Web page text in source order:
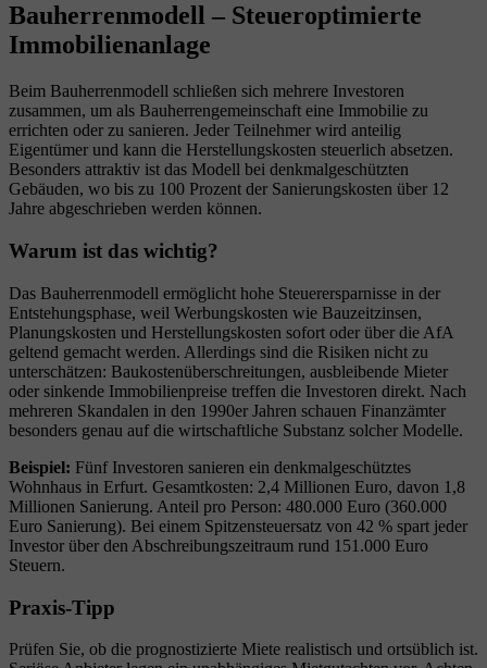
Bauherrenmodell – Steueroptimierte
Immobilienanlage
Beim Bauherrenmodell schließen sich mehrere Investoren
zusammen, um als Bauherrengemeinschaft eine Immobilie zu
errichten oder zu sanieren. Jeder Teilnehmer wird anteilig
Eigentümer und kann die Herstellungskosten steuerlich absetzen.
Besonders attraktiv ist das Modell bei denkmalgeschützten
Gebäuden, wo bis zu 100 Prozent der Sanierungskosten über 12
Jahre abgeschrieben werden können.
Warum ist das wichtig?
Das Bauherrenmodell ermöglicht hohe Steuerersparnisse in der
Entstehungsphase, weil Werbungskosten wie Bauzeitzinsen,
Planungskosten und Herstellungskosten sofort oder über die AfA
geltend gemacht werden. Allerdings sind die Risiken nicht zu
unterschätzen: Baukostenüberschreitungen, ausbleibende Mieter
oder sinkende Immobilienpreise treffen die Investoren direkt. Nach
mehreren Skandalen in den 1990er Jahren schauen Finanzämter
besonders genau auf die wirtschaftliche Substanz solcher Modelle.
Beispiel: Fünf Investoren sanieren ein denkmalgeschütztes
Wohnhaus in Erfurt. Gesamtkosten: 2,4 Millionen Euro, davon 1,8
Millionen Sanierung. Anteil pro Person: 480.000 Euro (360.000
Euro Sanierung). Bei einem Spitzensteuersatz von 42 % spart jeder
Investor über den Abschreibungszeitraum rund 151.000 Euro
Steuern.
Praxis-Tipp
Prüfen Sie, ob die prognostizierte Miete realistisch und ortsüblich ist.